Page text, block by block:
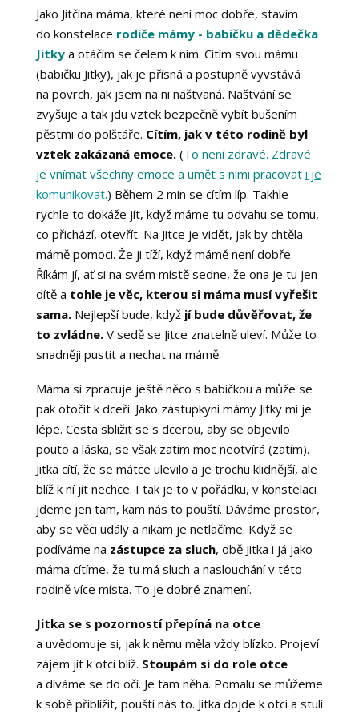
Jako Jitčína máma, které není moc dobře, stavím
do konstelace rodiče mámy - babičku a dědečka
Jitkya otáčím se čelem k nim. Cítím svou mámu
(babičku Jitky), jak je přísná a postupně vyvstává
na povrch, jak jsem na ni naštvaná. Naštvání se
zvyšuje a tak jdu vztek bezpečně vybít bušením
pěstmi do polštáře. Cítím, jak v této rodině byl
vztek zakázaná emoce.(To není zdravé. Zdravé
je vnímat všechny emoce a umět s nimi pracovat i je
komunikovat.) Během 2 min se cítím líp. Takhle
rychle to dokáže jít, když máme tu odvahu se tomu,
co přichází, otevřít. Na Jitce je vidět, jak by chtěla
mámě pomoci. Že ji tíží, když mámě není dobře.
Říkám jí, ať si na svém místě sedne, že ona je tu jen
dítě a tohle je věc, kterou si máma musí vyřešit
sama. Nejlepší bude, když jí bude důvěřovat, že
to zvládne.V sedě se Jitce znatelně uleví. Může to
snadněji pustit a nechat na mámě.
Máma si zpracuje ještě něco s babičkou a může se
pak otočit k dceři. Jako zástupkyni mámy Jitky mi je
lépe. Cesta sbližit se s dcerou, aby se objevilo
pouto a láska, se však zatím moc neotvírá (zatím).
Jitka cítí, že se mátce ulevilo a je trochu klidnější, ale
blíž k ní jít nechce. I tak je to v pořádku, v konstelaci
jdeme jen tam, kam nás to pouští. Dáváme prostor,
aby se věci udály a nikam je netlačíme. Když se
podíváme na zástupce za sluch, obě Jitka i já jako
máma cítíme, že tu má sluch a naslouchání v této
rodině více místa. To je dobré znamení.
Jitka se s pozorností přepíná na otce
a uvědomuje si, jak k němu měla vždy blízko. Projeví
zájem jít k otci blíž. Stoupám si do role otce
a díváme se do očí. Je tam něha. Pomalu se můžeme
k sobě přiblížit, pouští nás to. Jitka dojde k otci a stulí